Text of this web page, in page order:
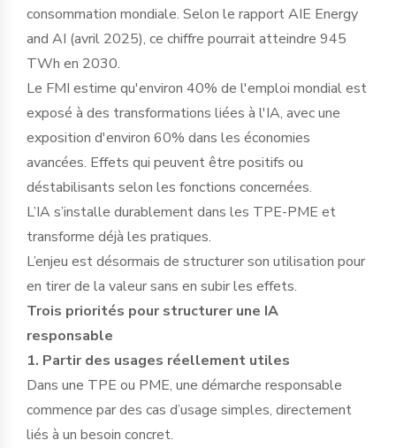
consommation mondiale. Selon le rapport AIE Energy
and AI (avril 2025), ce chiffre pourrait atteindre 945
TWh en 2030.
Le FMI estime qu'environ 40% de l'emploi mondial est
exposé à des transformations liées à l'IA, avec une
exposition d'environ 60% dans les économies
avancées. Effets qui peuvent être positifs ou
déstabilisants selon les fonctions concernées.
L’IA s’installe durablement dans les TPE-PME et
transforme déjà les pratiques.
L’enjeu est désormais de structurer son utilisation pour
en tirer de la valeur sans en subir les effets.
Trois priorités pour structurer une IA
responsable
1. Partir des usages réellement utiles
Dans une TPE ou PME, une démarche responsable
commence par des cas d’usage simples, directement
liés à un besoin concret.